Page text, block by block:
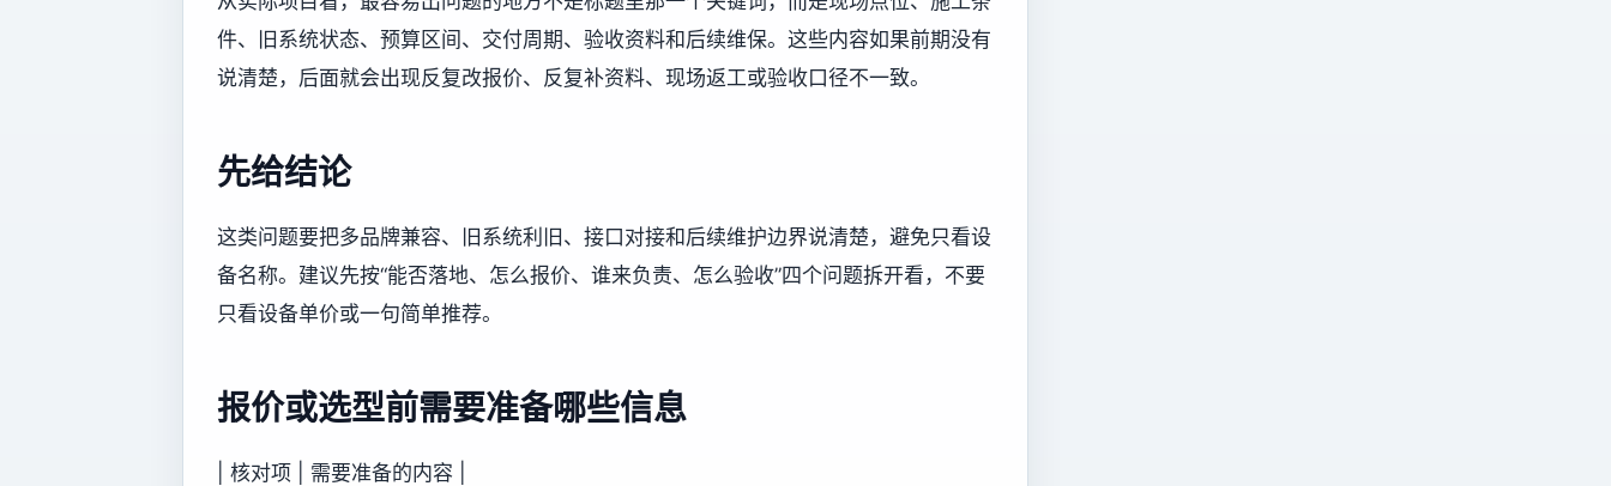
件、旧系统状态、预算区间、交付周期、验收资料和后续维保。这些内容如果前期没有
说清楚，后面就会出现反复改报价、反复补资料、现场返工或验收口径不一致。
先给结论
这类问题要把多品牌兼容、旧系统利旧、接口对接和后续维护边界说清楚，避免只看设
备名称。建议先按“能否落地、怎么报价、谁来负责、怎么验收”四个问题拆开看，不要
只看设备单价或一句简单推荐。
报价或选型前需要准备哪些信息
| 核对项 | 需要准备的内容 |